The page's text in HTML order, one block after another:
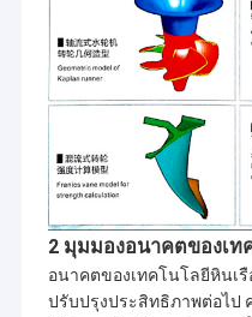
2 มุมมองอนาคตของเท
อนาคตของเทคโนโลยีหินเรื
ปรับปรุงประสิทธิภาพต่อไป
สหรัฐอเมริกา
McRoberts
Creek
1x240KW
กรีซ
ไลโคสโตโม
1x420KW
ไก่งวง
Hizir HEPP
1x2000KW